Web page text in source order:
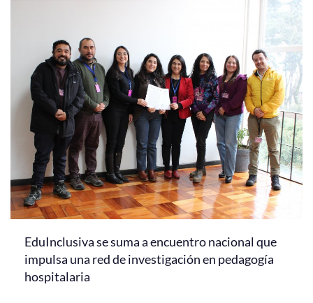
EduInclusiva se suma a encuentro nacional que
impulsa una red de investigación en pedagogía
hospitalaria